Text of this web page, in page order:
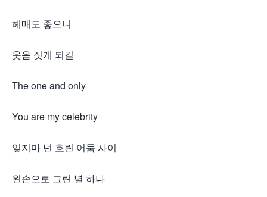
헤매도 좋으니
웃음 짓게 되길
The one and only
You are my celebrity
잊지마 넌 흐린 어둠 사이
왼손으로 그린 별 하나